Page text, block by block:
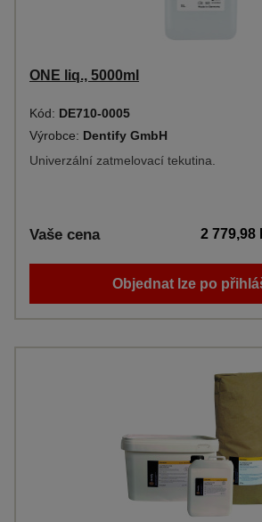
ONE liq., 5000ml
Kód: DE710-0005
Výrobce: Dentify GmbH
Univerzální zatmelovací tekutina.
Vaše cena 2 779,98
Objednat lze po